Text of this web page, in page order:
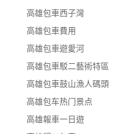
高雄包車西子灣
高雄包車費用
高雄包車遊愛河
高雄包車駁二藝術特區
高雄包車鼓山漁人碼頭
高雄包车热门景点
高雄報車一日遊